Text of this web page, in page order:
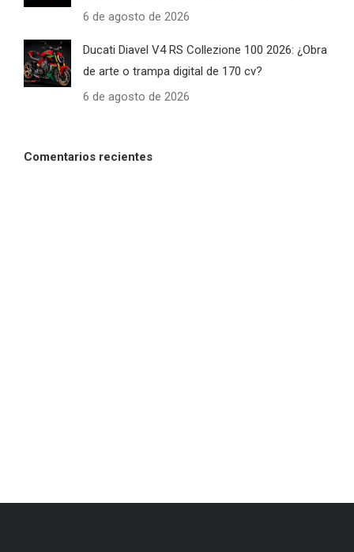
6 de agosto de 2026
Ducati Diavel V4 RS Collezione 100 2026: ¿Obra
de arte o trampa digital de 170 cv?
6 de agosto de 2026
Comentarios recientes